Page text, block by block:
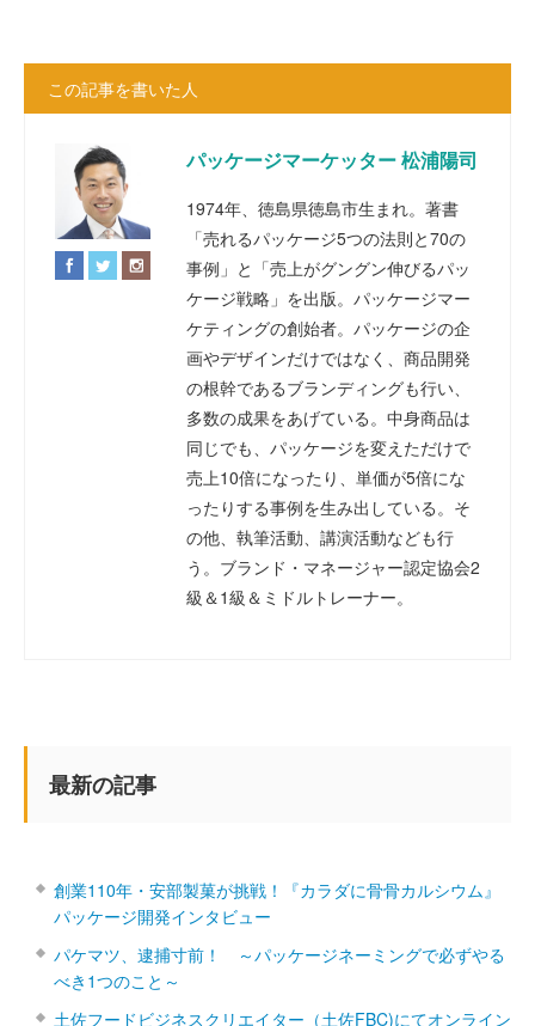
この記事を書いた人
パッケージマーケッター 松浦陽司
1974年、徳島県徳島市生まれ。著書
「売れるパッケージ5つの法則と70の
事例」と「売上がグングン伸びるパッ
ケージ戦略」を出版。パッケージマー
ケティングの創始者。パッケージの企
画やデザインだけではなく、商品開発
の根幹であるブランディングも行い、
多数の成果をあげている。中身商品は
同じでも、パッケージを変えただけで
売上10倍になったり、単価が5倍にな
ったりする事例を生み出している。そ
の他、執筆活動、講演活動なども行
う。ブランド・マネージャー認定協会2
級＆1級＆ミドルトレーナー。
最新の記事
創業110年・安部製菓が挑戦！『カラダに骨骨カルシウム』
パッケージ開発インタビュー
パケマツ、逮捕寸前！ ～パッケージネーミングで必ずやる
べき1つのこと～
土佐フードビジネスクリエイター（土佐FBC)にてオンライン